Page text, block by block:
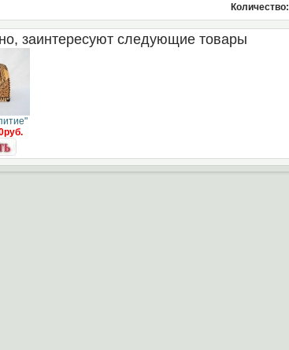
Количество:
заинтересуют следующие товары